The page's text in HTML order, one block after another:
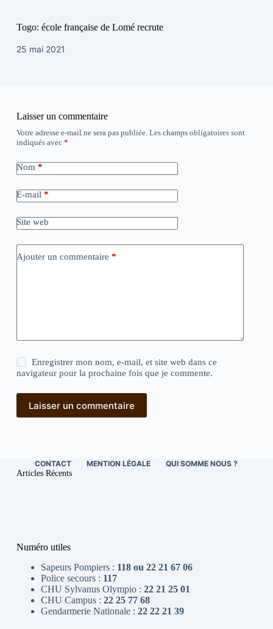
Togo: école française de Lomé recrute
25 mai 2021
Laisser un commentaire
Votre adresse e-mail ne sera pas publiée. Les champs obligatoires sont
indiqués avec *
Nom *
E-mail *
Site web
Ajouter un commentaire *
Enregistrer mon nom, e-mail, et site web dans ce
navigateur pour la prochaine fois que je commente.
Laisser un commentaire
CONTACT MENTION LÉGALE QUI SOMME NOUS ?
Articles Récents
Numéro utiles
Sapeurs Pompiers : 118 ou 22 21 67 06
Police secours : 117
CHU Sylvanus Olympio : 22 21 25 01
CHU Campus : 22 25 77 68
Gendarmerie Nationale : 22 22 21 39